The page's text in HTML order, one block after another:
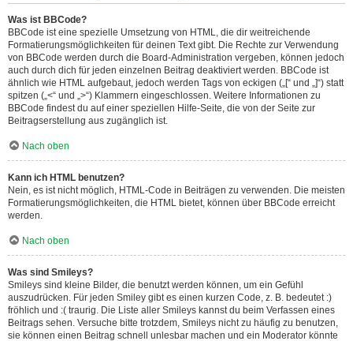
Was ist BBCode?
BBCode ist eine spezielle Umsetzung von HTML, die dir weitreichende
Formatierungsmöglichkeiten für deinen Text gibt. Die Rechte zur Verwendung
von BBCode werden durch die Board-Administration vergeben, können jedoch
auch durch dich für jeden einzelnen Beitrag deaktiviert werden. BBCode ist
ähnlich wie HTML aufgebaut, jedoch werden Tags von eckigen („[“ und „]“) statt
spitzen („<“ und „>“) Klammern eingeschlossen. Weitere Informationen zu
BBCode findest du auf einer speziellen Hilfe-Seite, die von der Seite zur
Beitragserstellung aus zugänglich ist.
Nach oben
Kann ich HTML benutzen?
Nein, es ist nicht möglich, HTML-Code in Beiträgen zu verwenden. Die meisten
Formatierungsmöglichkeiten, die HTML bietet, können über BBCode erreicht
werden.
Nach oben
Was sind Smileys?
Smileys sind kleine Bilder, die benutzt werden können, um ein Gefühl
auszudrücken. Für jeden Smiley gibt es einen kurzen Code, z. B. bedeutet :)
fröhlich und :( traurig. Die Liste aller Smileys kannst du beim Verfassen eines
Beitrags sehen. Versuche bitte trotzdem, Smileys nicht zu häufig zu benutzen,
sie können einen Beitrag schnell unlesbar machen und ein Moderator könnte